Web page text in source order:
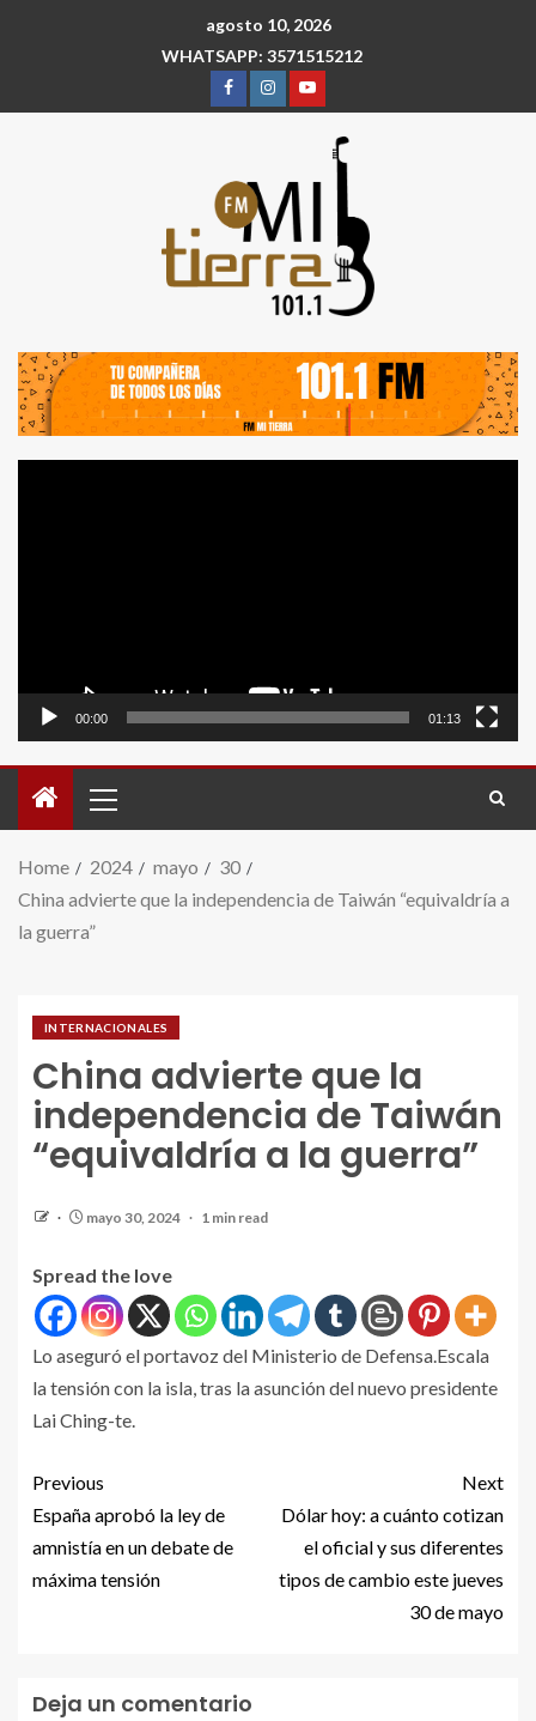
agosto 10, 2026
WHATSAPP: 3571515212
00:00 01:13
Home 2024 mayo
30
China advierte que la independencia de Taiwán “equivaldría a
la guerra”
INTERNACIONALES
China advierte que la
independencia de Taiwán
“equivaldría a la guerra”
mayo 30, 2024 1 min read
Spread the love
Lo aseguró el portavoz del Ministerio de Defensa.Escala
la tensión con la isla, tras la asunción del nuevo presidente
Lai Ching-te.
Previous
España aprobó la ley de
amnistía en un debate de
máxima tensión
Next
Dólar hoy: a cuánto cotizan
el oficial y sus diferentes
tipos de cambio este jueves
30 de mayo
Deja un comentario